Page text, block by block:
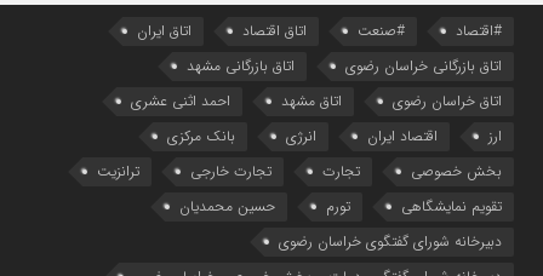
#اقتصاد #صنعت اتاق اقتصاد
اتاق ایران
اتاق بازرگانی خراسان رضوی
اتاق بازرگانی مشهد
اتاق خراسان رضوی
اتاق مشهد
احمد اثنی عشری
ارز
اقتصاد ایران انرژی
بانک مرکزی
بخش خصوصی
تجارت تجارت خارجی
ترانزیت
تقویم نمایشگاهی
تورم
حسین محمدیان
دبیرخانه شورای گفتگوی خراسان رضوی